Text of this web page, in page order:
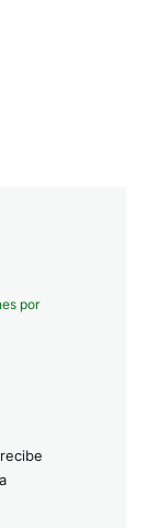
por